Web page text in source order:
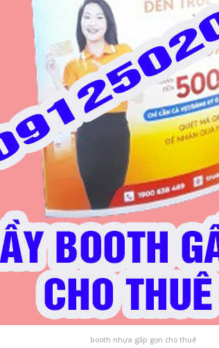
booth nhựa gấp gọn cho thuê